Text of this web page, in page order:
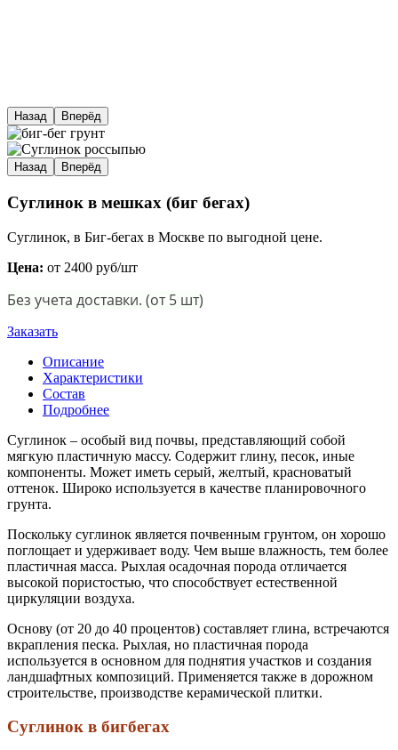
Назад Вперёд
Назад Вперёд
Суглинок в мешках (биг бегах)
Суглинок, в Биг-бегах в Москве по выгодной цене.
Цена: от 2400 руб/шт
Без учета доставки. (от 5 шт)
Заказать
Описание
Характеристики
Состав
Подробнее
Суглинок – особый вид почвы, представляющий собой
мягкую пластичную массу. Содержит глину, песок, иные
компоненты. Может иметь серый, желтый, красноватый
оттенок. Широко используется в качестве планировочного
грунта.
Поскольку суглинок является почвенным грунтом, он хорошо
поглощает и удерживает воду. Чем выше влажность, тем более
пластичная масса. Рыхлая осадочная порода отличается
высокой пористостью, что способствует естественной
циркуляции воздуха.
Основу (от 20 до 40 процентов) составляет глина, встречаются
вкрапления песка. Рыхлая, но пластичная порода
используется в основном для поднятия участков и создания
ландшафтных композиций. Применяется также в дорожном
строительстве, производстве керамической плитки.
Суглинок в бигбегах